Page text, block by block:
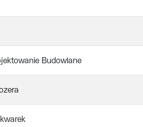
Budowlane